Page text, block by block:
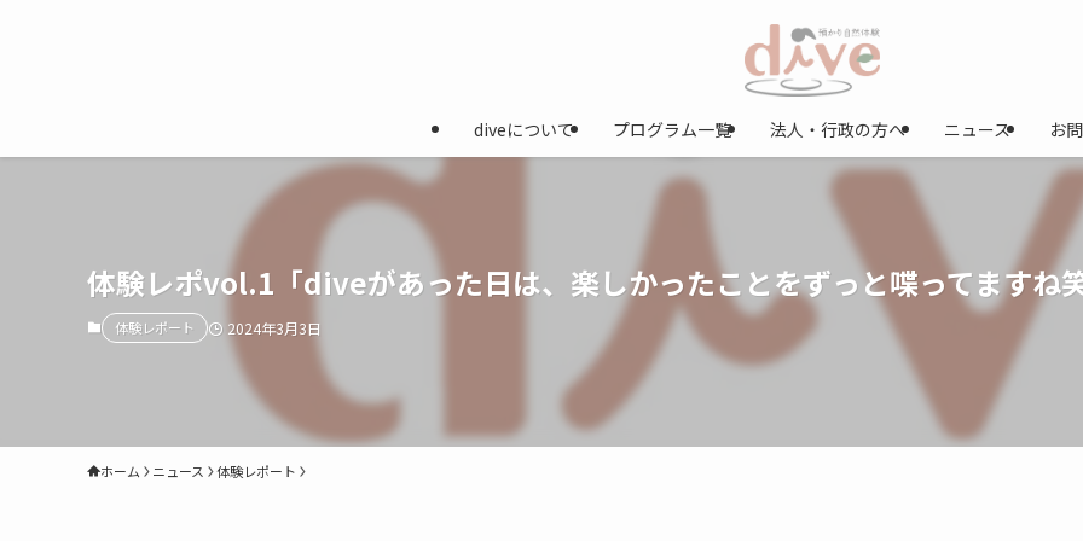
diveについて プログラム一覧 法人・行政の方へ ニュース お
体験レポvol.1「diveがあった日は、楽しかったことをずっと喋ってますね
体験レポート 2024年3月3日
ホーム ニュース 体験レポート